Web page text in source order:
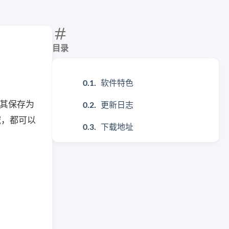
目录
软件特色
更新日志
下载地址
保存为
都可以